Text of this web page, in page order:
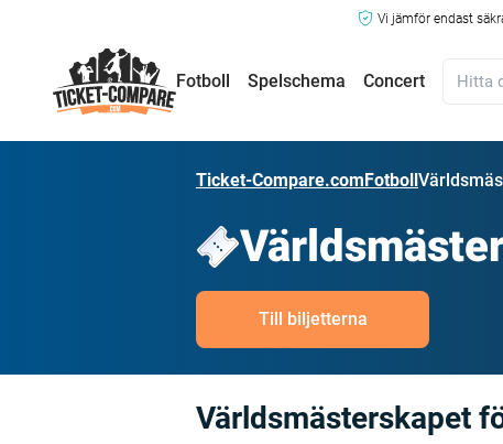
Vi jämför endast
Fotboll Spelschema Concert
Ticket-Compare.comFotboll
Till biljetterna
Världsmästerskapet